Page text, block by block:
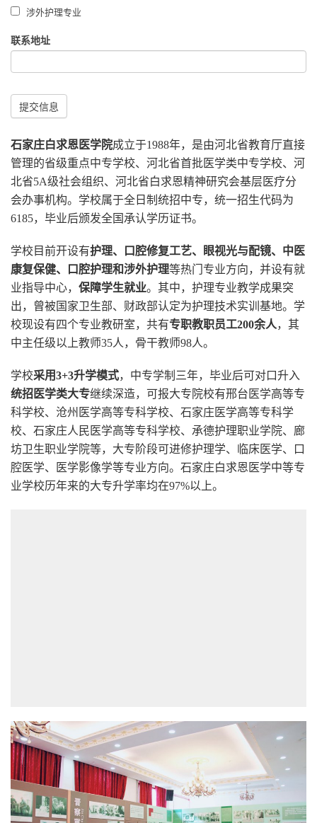
涉外护理专业
联系地址
提交信息
石家庄白求恩医学院成立于1988年，是由河北省教育厅直接
管理的省级重点中专学校、河北省首批医学类中专学校、河
北省5A级社会组织、河北省白求恩精神研究会基层医疗分
会办事机构。学校属于全日制统招中专，统一招生代码为
6185，毕业后颁发全国承认学历证书。
学校目前开设有护理、口腔修复工艺、眼视光与配镜、中医
康复保健、口腔护理和涉外护理等热门专业方向，并设有就
业指导中心， 保障学生就业。其中，护理专业教学成果突
出，曾被国家卫生部、财政部认定为护理技术实训基地。学
校现设有四个专业教研室，共有专职教职员工200余人，其
中主任级以上教师35人，骨干教师98人。
学校采用3+3升学模式，中专学制三年，毕业后可对口升入
统招医学类大专继续深造，可报大专院校有邢台医学高等专
科学校、沧州医学高等专科学校、石家庄医学高等专科学
校、石家庄人民医学高等专科学校、承德护理职业学院、廊
坊卫生职业学院等，大专阶段可进修护理学、临床医学、口
腔医学、医学影像学等专业方向。石家庄白求恩医学中等专
业学校历年来的大专升学率均在97%以上。